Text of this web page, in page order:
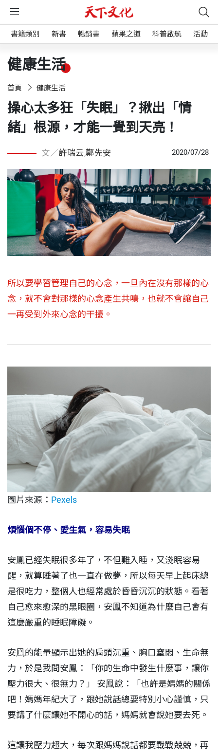
書籍類別 新書 暢銷書 蘋果之道 科普啟航 活動
健康生活
首頁 健康生活
操心太多狂「失眠」？揪出「情
緒」根源，才能一覺到天亮！
文／許瑞云,鄭先安 2020/07/28
所以要學習管理自己的心念，一旦內在沒有那樣的心
念，就不會對那樣的心念產生共鳴，也就不會讓自己
一再受到外來心念的干擾。
圖片來源： Pexels
煩惱個不停、愛生氣，容易失眠
安鳯已經失眠很多年了，不但難入睡，又淺眠容易
醒，就算睡著了也一直在做夢，所以每天早上起床總
是很吃力，整個人也經常處於昏昏沉沉的狀態。看著
自己愈來愈深的黑眼圈，安鳯不知道為什麼自己會有
這麼嚴重的睡眠障礙。
安鳯的能量顯示出她的肩頭沉重、胸口窒悶、生命無
力，於是我問安鳯：「你的生命中發生什麼事，讓你
壓力很大、很無力？」 安鳯說：「也許是媽媽的關係
吧！媽媽年紀大了，跟她說話總要特別小心謹慎，只
要講了什麼讓她不開心的話，媽媽就會說她要去死。
這讓我壓力超大，每次跟媽媽說話都要戰戰兢兢，再